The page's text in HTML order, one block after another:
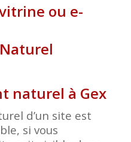
ou e-
naturel à Gex
d’un site est
si vous